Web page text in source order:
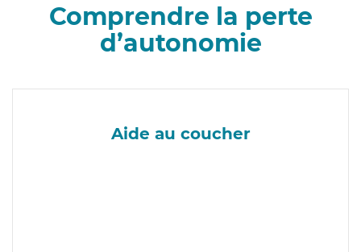
Comprendre la perte
d’autonomie
Aide au coucher